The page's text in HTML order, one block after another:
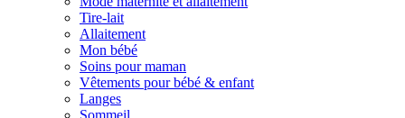
Tire-lait
Allaitement
Mon bébé
Soins pour maman
Vêtements pour bébé & enfant
Langes
Sommeil